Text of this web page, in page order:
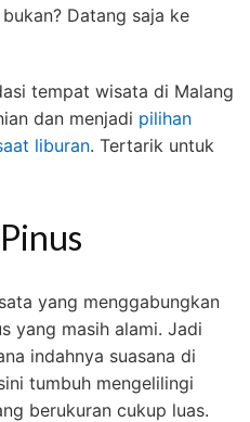
Datang saja ke
tempat wisata di Malang
dan menjadi pilihan
liburan. Tertarik untuk
yang menggabungkan
yang masih alami. Jadi
indahnya suasana di
tumbuh mengelilingi
berukuran cukup luas.